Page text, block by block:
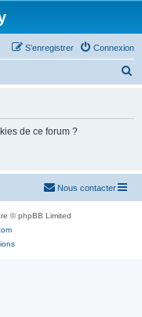
Connexion
S’enregistrer
h
de ce forum ?
Nous contacter
© phpBB Limited